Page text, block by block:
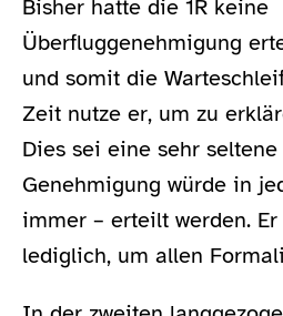
Bisher hatte die 1R keine
Überfluggenehmigung
und somit die
Zeit nutze er, um zu
Dies sei eine sehr
Genehmigung würde in
immer – erteilt werden.
lediglich, um allen